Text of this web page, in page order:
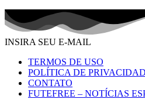
INSIRA SEU E-MAIL
TERMOS DE USO
POLÍTICA DE
CONTATO
FUTEFREE – NOTÍCIAS